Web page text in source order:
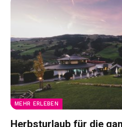
MEHR ERLEBEN